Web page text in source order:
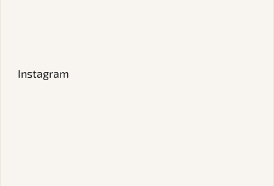
Instagram